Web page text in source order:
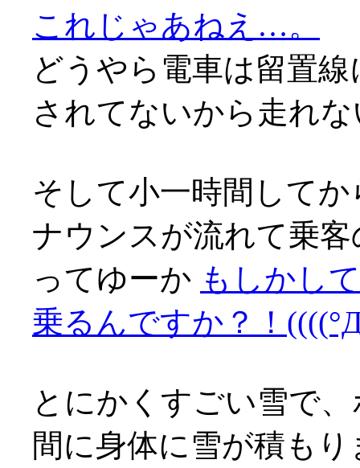
これじゃあねえ…。
どうやら電車は留置
されてないから走れ
そして小一時間して
ナウンスが流れて乗
ってゆーか もしかし
乗るんですか？！
とにかくすごい雪で
間に身体に雪が積も